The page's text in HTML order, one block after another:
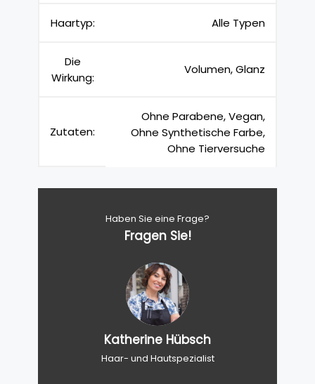
Haartyp: Alle Typen
Die
Wirkung:
Volumen, Glanz
Zutaten:
Ohne Parabene, Vegan,
Ohne Synthetische Farbe,
Ohne Tierversuche
Haben Sie eine Frage?
Fragen Sie!
Katherine Hübsch
Haar- und Hautspezialist